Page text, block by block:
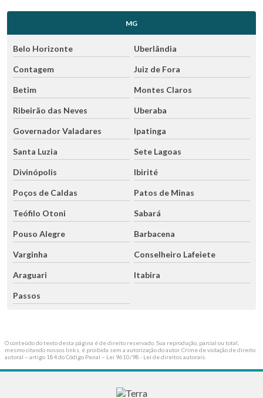
MG
Belo Horizonte Uberlândia
Contagem Juiz de Fora
Betim Montes Claros
Ribeirão das Neves Uberaba
Governador Valadares Ipatinga
Santa Luzia Sete Lagoas
Divinópolis Ibirité
Poços de Caldas Patos de Minas
Teófilo Otoni Sabará
Pouso Alegre Barbacena
Varginha Conselheiro Lafeiete
Araguari Itabira
Passos
O conteúdo do texto desta página é de direito reservado. Sua reprodução, parcial ou total,
mesmo citando nossos links, é proibida sem a autorização do autor. Crime de violação de direito
autoral – artigo 184 do Código Penal – Lei 9610/98 - Lei de direitos autorais.